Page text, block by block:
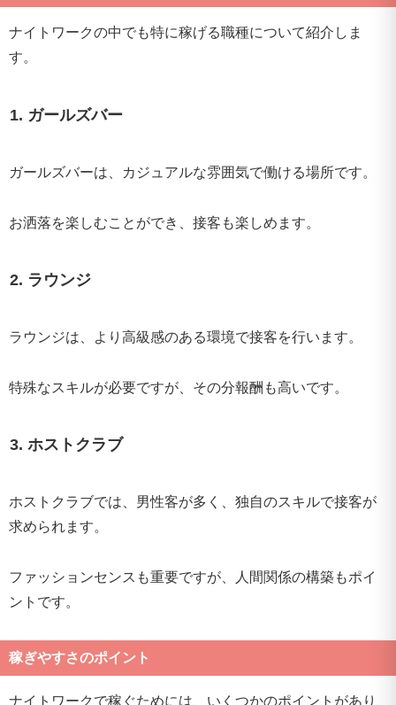
ナイトワークの中でも特に稼げる職種について紹介しま
す。
1. ガールズバー
ガールズバーは、カジュアルな雰囲気で働ける場所です。
お洒落を楽しむことができ、接客も楽しめます。
2. ラウンジ
ラウンジは、より高級感のある環境で接客を行います。
特殊なスキルが必要ですが、その分報酬も高いです。
3. ホストクラブ
ホストクラブでは、男性客が多く、独自のスキルで接客が
求められます。
ファッションセンスも重要ですが、人間関係の構築もポイ
ントです。
稼ぎやすさのポイント
ナイトワークで稼ぐためには、いくつかのポイントがあり